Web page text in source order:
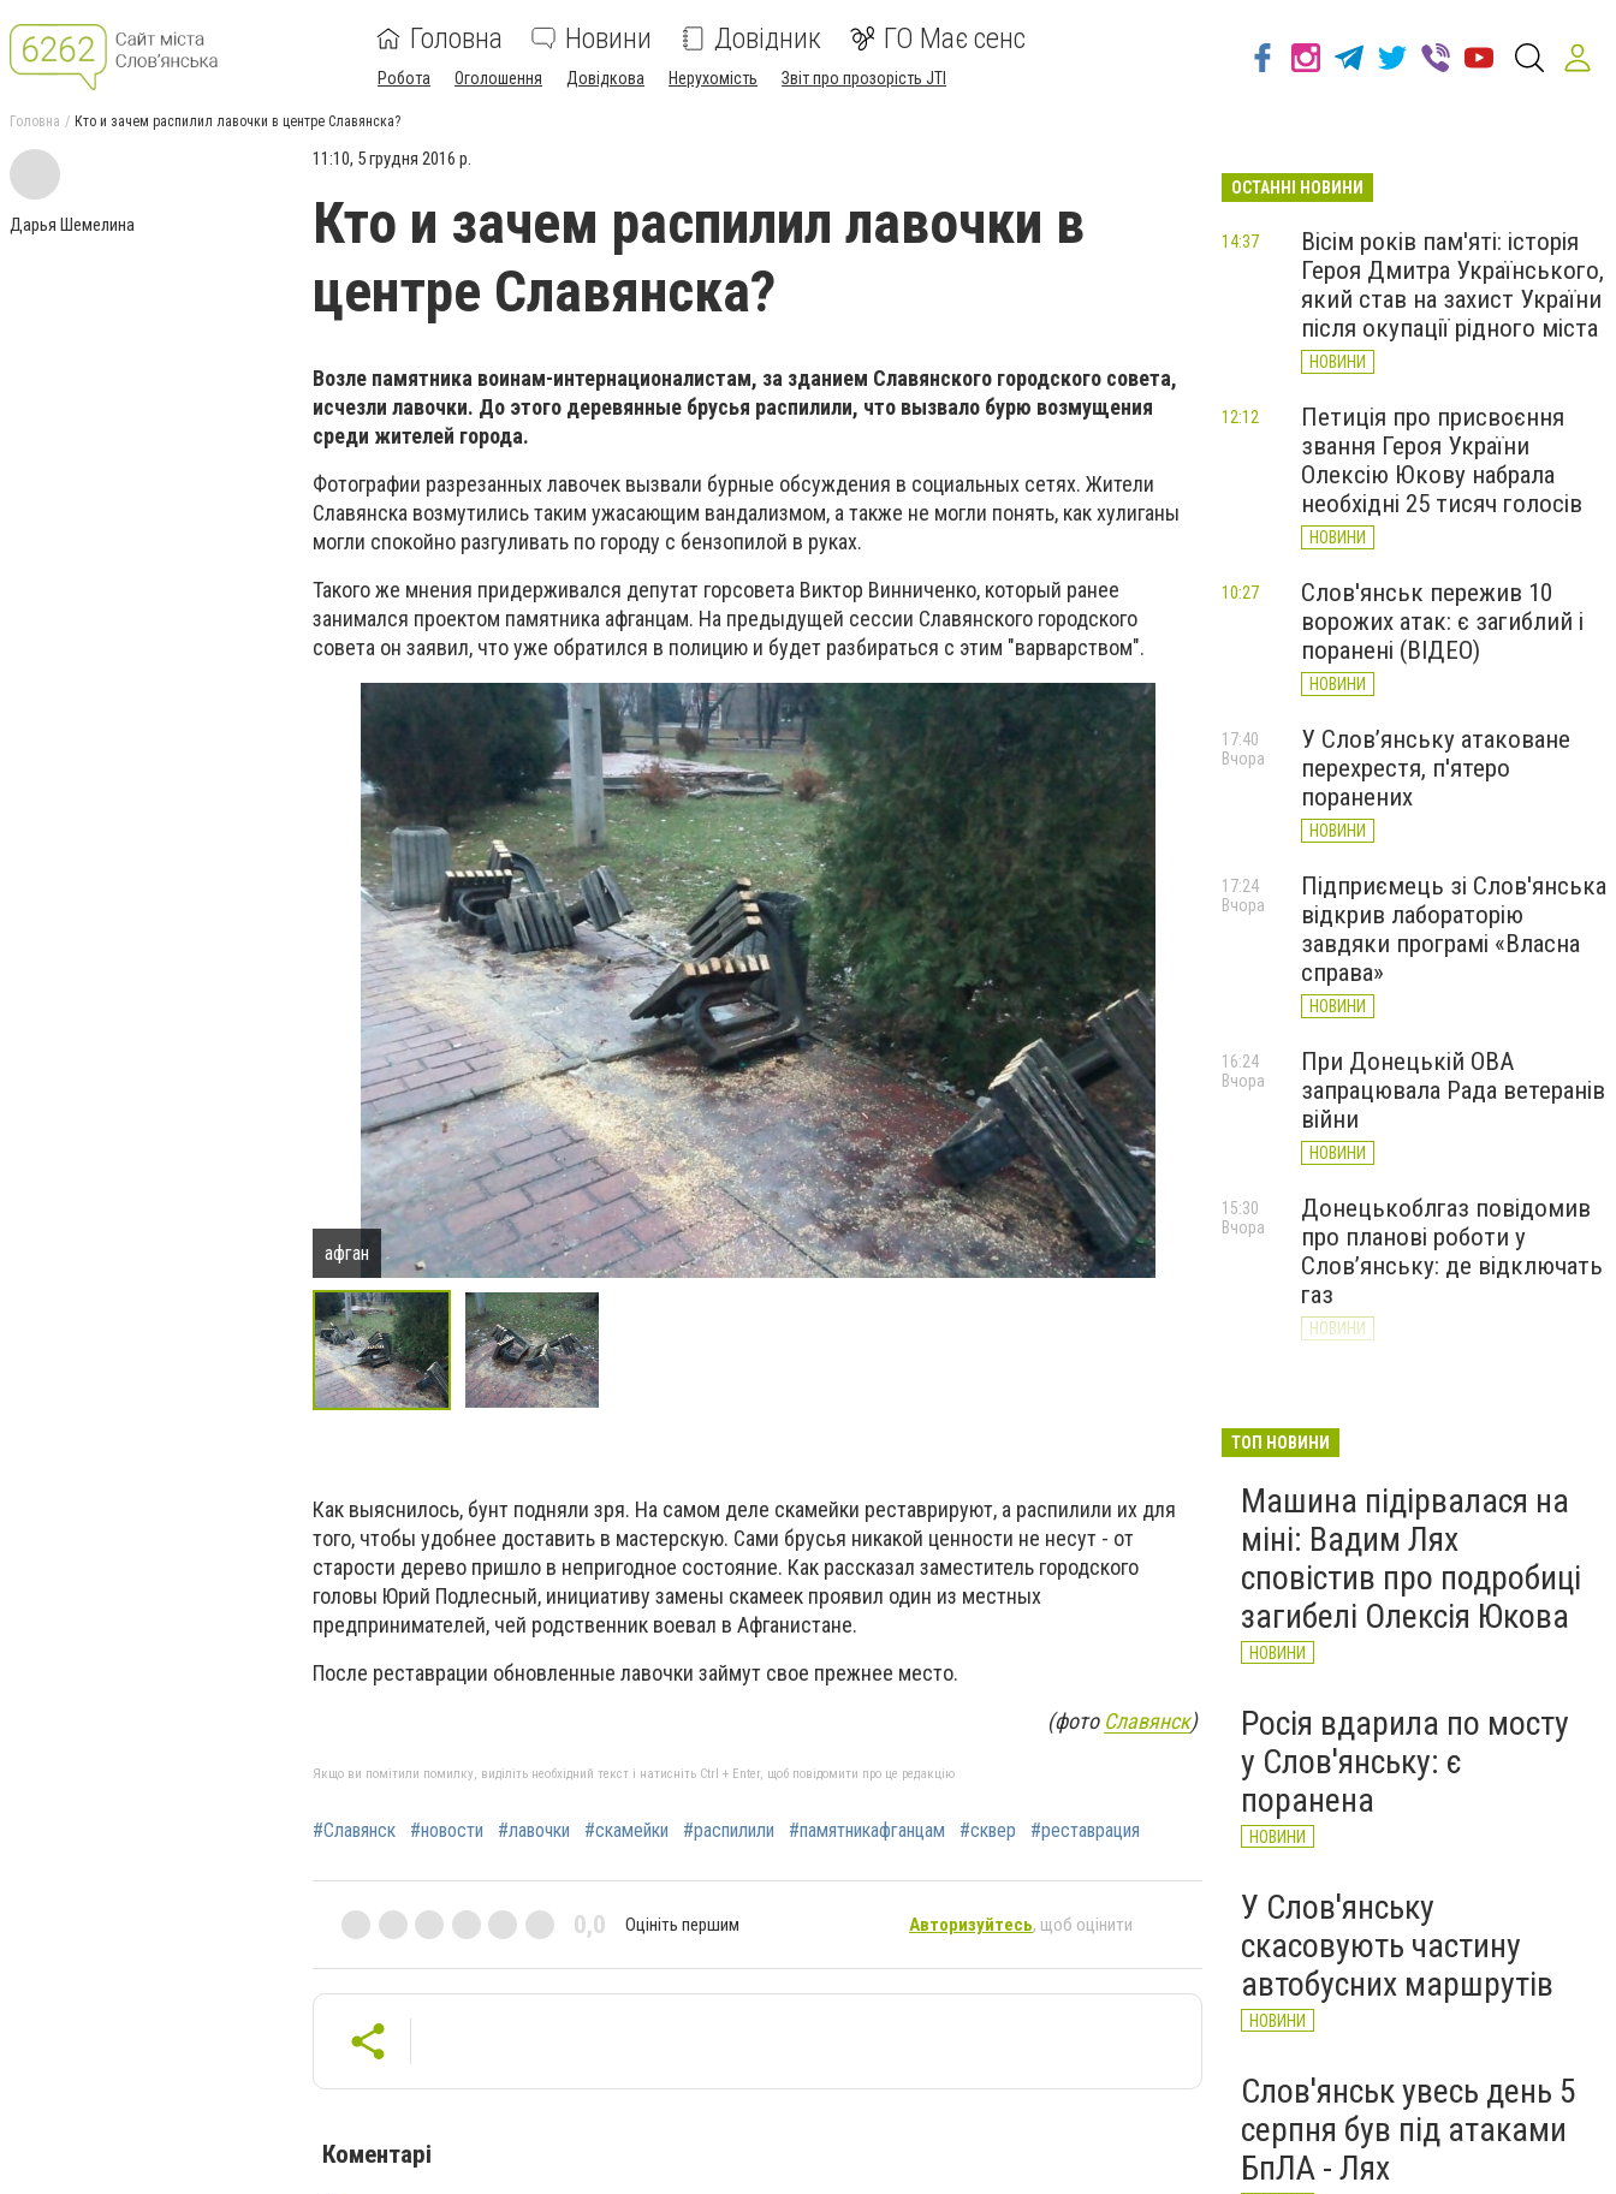
Головна Новини Довідник ГО Має сенс
Робота Оголошення Довідкова Нерухомість Звіт про прозорість JTI
Головна Кто и зачем распилил лавочки в центре Славянска?
Дарья Шемелина
11:10, 5 грудня 2016 р.
Кто и зачем распилил лавочки в
центре Славянска?
Возле памятника воинам-интернационалистам, за зданием Славянского городского совета,
исчезли лавочки. До этого деревянные брусья распилили, что вызвало бурю возмущения
среди жителей города.
Фотографии разрезанных лавочек вызвали бурные обсуждения в социальных сетях. Жители
Славянска возмутились таким ужасающим вандализмом, а также не могли понять, как хулиганы
могли спокойно разгуливать по городу с бензопилой в руках.
Такого же мнения придерживался депутат горсовета Виктор Винниченко, который ранее
занимался проектом памятника афганцам. На предыдущей сессии Славянского городского
совета он заявил, что уже обратился в полицию и будет разбираться с этим "варварством".
афган
Как выяснилось, бунт подняли зря. На самом деле скамейки реставрируют, а распилили их для
того, чтобы удобнее доставить в мастерскую. Сами брусья никакой ценности не несут - от
старости дерево пришло в непригодное состояние. Как рассказал заместитель городского
головы Юрий Подлесный, инициативу замены скамеек проявил один из местных
предпринимателей, чей родственник воевал в Афганистане.
После реставрации обновленные лавочки займут свое прежнее место.
(фото Славянск)
Якщо ви помітили помилку, виділіть необхідний текст і натисніть Ctrl + Enter, щоб повідомити про це редакцію
#Славянск #новости #лавочки #скамейки #распилили #памятникафганцам #сквер #реставрация
0,0 Оцініть першим Авторизуйтесь, щоб оцінити
Коментарі
ОСТАННІ НОВИНИ
Вісім років пам'яті: історія
Героя Дмитра Українського,
який став на захист України
після окупації рідного міста
НОВИНИ
14:37
Петиція про присвоєння
звання Героя України
Олексію Юкову набрала
необхідні 25 тисяч голосів
НОВИНИ
12:12
Слов'янськ пережив 10
ворожих атак: є загиблий і
поранені (ВІДЕО)
НОВИНИ
10:27
У Слов’янську атаковане
перехрестя, п'ятеро
поранених
НОВИНИ
17:40
Вчора
Підприємець зі Слов'янська
відкрив лабораторію
завдяки програмі «Власна
справа»
НОВИНИ
17:24
Вчора
При Донецькій ОВА
запрацювала Рада ветеранів
війни
НОВИНИ
16:24
Вчора
Донецькоблгаз повідомив
про планові роботи у
Слов’янську: де відключать
газ
НОВИНИ
15:30
Вчора
долучилися до відбудови
НОВИНИ
ТОП НОВИНИ
Машина підірвалася на
міні: Вадим Лях
сповістив про подробиці
загибелі Олексія Юкова
НОВИНИ
Росія вдарила по мосту
у Слов'янську: є
поранена
НОВИНИ
У Слов'янську
скасовують частину
автобусних маршрутів
НОВИНИ
Слов'янськ увесь день 5
серпня був під атаками
БпЛА - Лях